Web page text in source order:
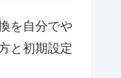
を自分でや
と初期設定